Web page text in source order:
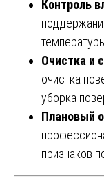
Контроль
Очистка и
очистка
уборка
Плановый
признаков